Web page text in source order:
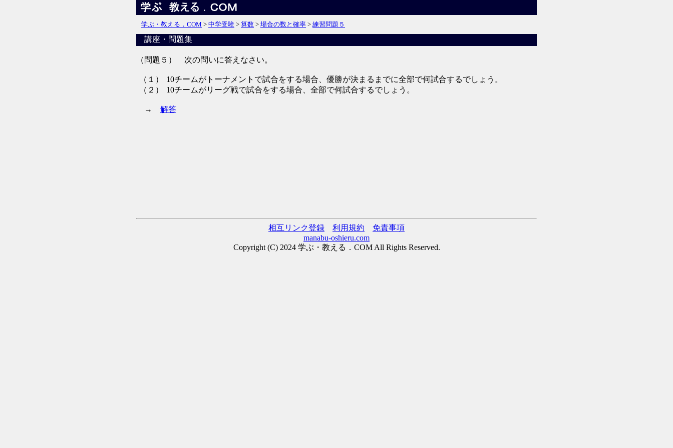
学ぶ・教える．COM > 中学受験 > 算数 > 場合の数と確率 > 練習問題５
講座・問題集
（問題５） 次の問いに答えなさい。
（１）
10チームがトーナメントで試合をする場合、優勝が決まるまでに全部で何試合するでしょう。
（２）
10チームがリーグ戦で試合をする場合、全部で何試合するでしょう。
→ 解答
相互リンク登録 利用規約
免責事項
manabu-oshieru.com
Copyright (C) 2024 学ぶ・教える．COM All Rights Reserved.